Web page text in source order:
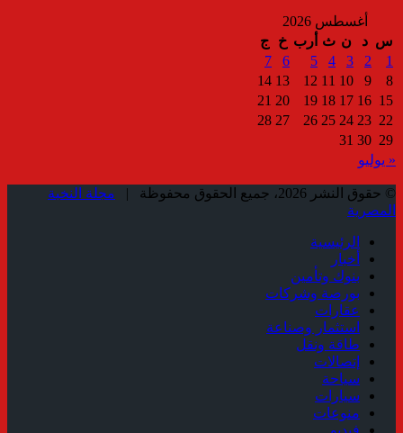
أغسطس 2026
س د ن ث أرب خ
ج
1
2
3
4
5
6
7
8
9
10
11
12
13
14
15
16
17
18
19
20
21
22
23
24
25
26
27
28
29
30
31
« يوليو
© حقوق النشر 2026، جميع الحقوق محفوظة |
مجلة النخبة
المصرية
الرئيسية
أخبار
بنوك وتأمين
بورصة وشركات
عقارات
استثمار وصناعة
طاقة ونقل
إتصالات
سياحة
سيارات
منوعات
فيديو